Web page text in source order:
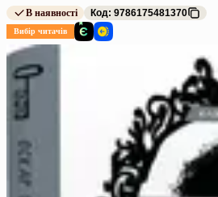
В наявності Код: 9786175481370
Вибір читачів